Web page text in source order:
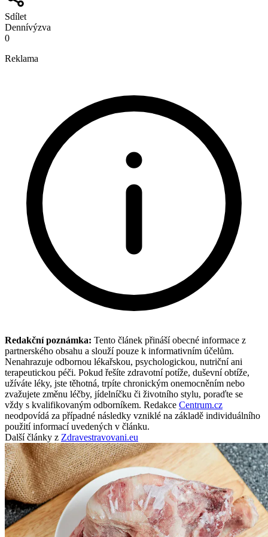
Sdílet
Dennívýzva
0
Reklama
Redakční poznámka: Tento článek přináší obecné informace z
partnerského obsahu a slouží pouze k informativním účelům.
Nenahrazuje odbornou lékařskou, psychologickou, nutriční ani
terapeutickou péči. Pokud řešíte zdravotní potíže, duševní obtíže,
užíváte léky, jste těhotná, trpíte chronickým onemocněním nebo
zvažujete změnu léčby, jídelníčku či životního stylu, poraďte se
vždy s kvalifikovaným odborníkem. Redakce Centrum.cz
neodpovídá za případné následky vzniklé na základě individuálního
použití informací uvedených v článku.
Další články z Zdravestravovani.eu